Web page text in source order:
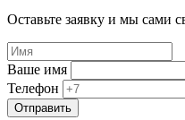
Оставьте заявку и мы сами
Ваше имя
Телефон